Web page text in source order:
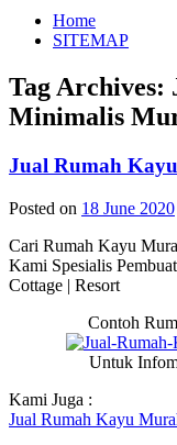
Home
SITEMAP
Tag Archives:
Minimalis
Jual Rumah
Posted on 18 June 2020
Cari Rumah Kayu
Kami Spesialis
Cottage | Resort
Contoh
Untuk
Kami Juga :
Jual Rumah Kayu